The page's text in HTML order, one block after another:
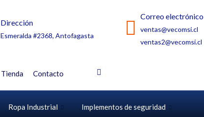
Dirección
Esmeralda #2368, Antofagasta
Correo electrónico
ventas@vecomsi.cl
ventas2@vecomsi.cl
Tienda Contacto
Ropa Industrial Implementos de seguridad